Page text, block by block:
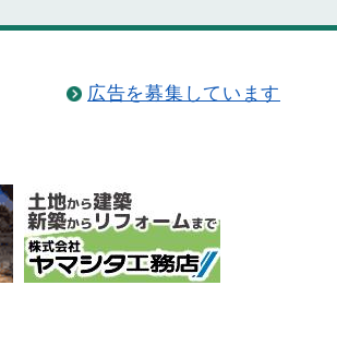
広告を募集しています